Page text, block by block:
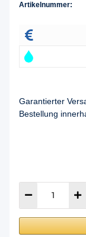
Artikelnummer:
Garantierter
Bestellung